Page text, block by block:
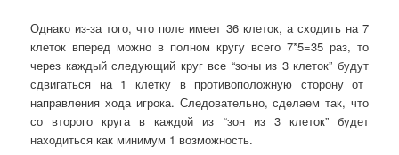
Однако из-за того, что поле имеет 36 клеток, а сходить на 7
клеток вперед можно в полном кругу всего 7*5=35 раз, то
через каждый следующий кругвсе “зоны из 3 клеток” будут
сдвигаться на 1 клеткув противоположную сторону от
направления хода игрока. Следовательно,сделаем так, что
со второго круга в каждой из “зон из 3 клеток” будет
находиться как минимум 1 возможность.